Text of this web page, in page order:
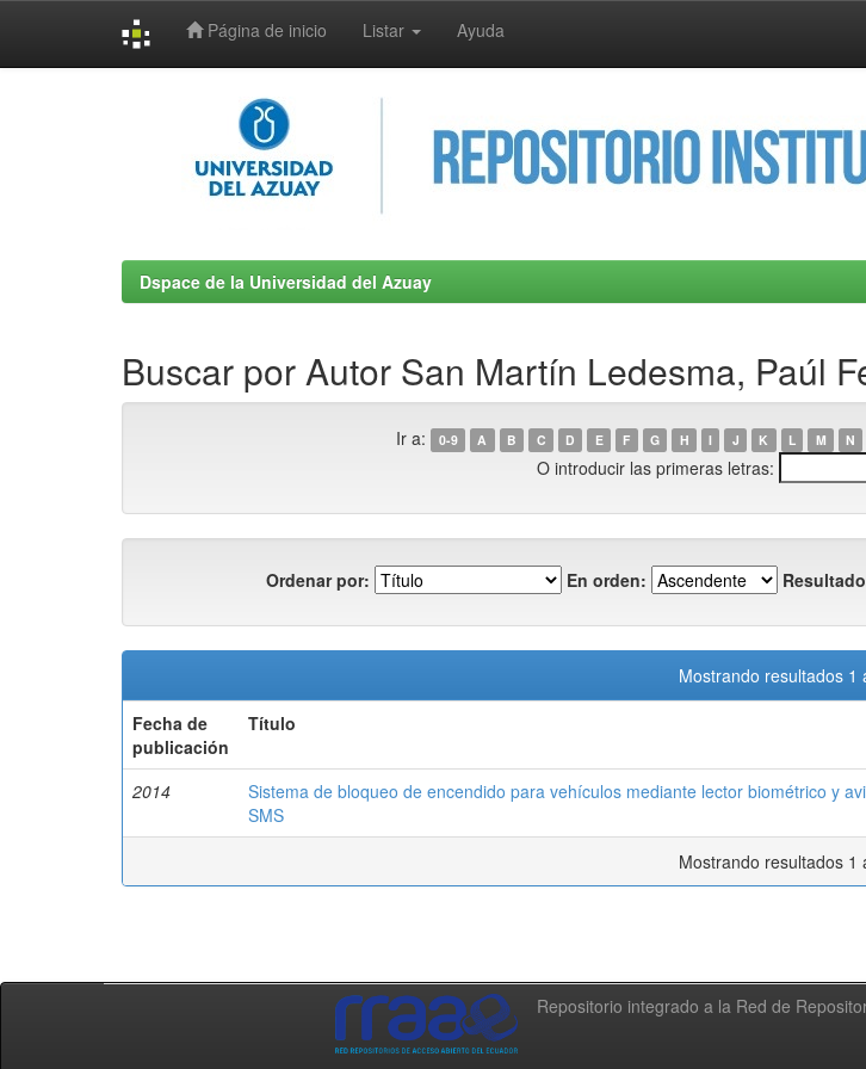
Página de inicio Listar Ayuda
Dspace de la Universidad del Azuay
Buscar por Autor San Martín Ledesma, Paúl
Ir a: 0-9 A B C D E F G H I J K L M N
O introducir las primeras letras:
Ordenar por: En orden:
Mostrando resultados 1
Fecha de
publicación
Título
2014
Sistema de bloqueo de encendido para vehículos mediante lector biométrico y
SMS
Mostrando resultados 1
Repositorio integrado a la Red de